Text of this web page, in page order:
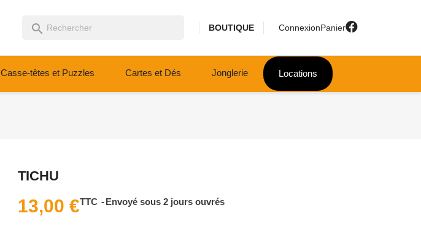
search BOUTIQUE ConnexionPanier
Casse-têtes et Puzzles Cartes et Dés Jonglerie Locations
TICHU
13,00 €TTC Envoyé sous 2 jours ouvrés